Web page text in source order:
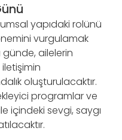
yapıdaki rolünü
vurgulamak
günde, ailelerin
iletişimin
oluşturulacaktır.
programlar ve
içindeki sevgi, saygı